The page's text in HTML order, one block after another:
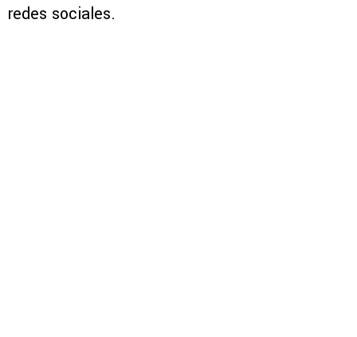
redes sociales.